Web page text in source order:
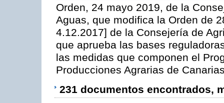
Orden, 24 mayo 2019, de la
Aguas, que modifica la Orden de
4.12.2017] de la Consejería de
que aprueba las bases
las medidas que componen el
Producciones Agrarias de
231 documentos encontrados,